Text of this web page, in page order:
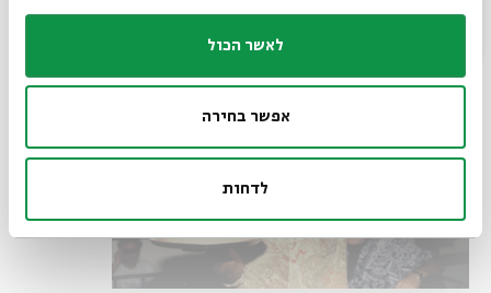
לאשר הכול
אפשר בחירה
לדחות